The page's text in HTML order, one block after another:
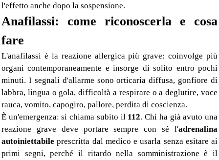
l'effetto anche dopo la sospensione.
Anafilassi: come riconoscerla e cosa
fare
L'anafilassi è la reazione allergica più grave: coinvolge più
organi contemporaneamente e insorge di solito entro pochi
minuti. I segnali d'allarme sono orticaria diffusa, gonfiore di
labbra, lingua o gola, difficoltà a respirare o a deglutire, voce
rauca, vomito, capogiro, pallore, perdita di coscienza.
È un'emergenza: si chiama subito il 112. Chi ha già avuto una
reazione grave deve portare sempre con sé l'adrenalina
autoiniettabile prescritta dal medico e usarla senza esitare ai
primi segni, perché il ritardo nella somministrazione è il